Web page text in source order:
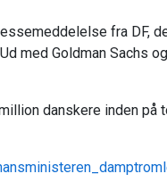
fra DF,
med Goldman Sachs
danskere inden på